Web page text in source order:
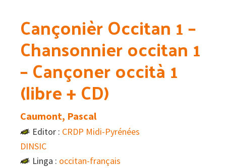
Cançonièr Occitan 1 –
Chansonnier occitan 1
– Cançoner occità 1
(libre + CD)
Caumont, Pascal
Editor : CRDP Midi-Pyrénées
DINSIC
Linga : occitan-français